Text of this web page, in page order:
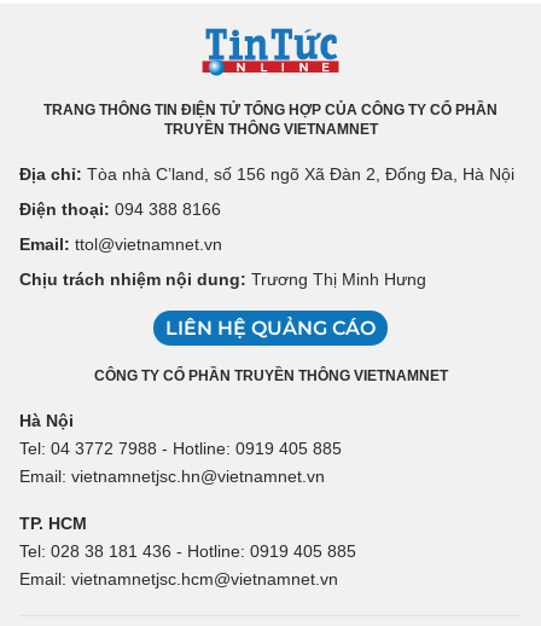
TRANG THÔNG TIN ĐIỆN TỬ TỔNG HỢP CỦA CÔNG TY CỔ PHẦN
TRUYỀN THÔNG VIETNAMNET
Địa chỉ: Tòa nhà C’land, số 156 ngõ Xã Đàn 2, Đống Đa, Hà Nội
Điện thoại: 094 388 8166
Email: ttol@vietnamnet.vn
Chịu trách nhiệm nội dung: Trương Thị Minh Hưng
LIÊN HỆ QUẢNG CÁO
CÔNG TY CỔ PHẦN TRUYỀN THÔNG VIETNAMNET
Hà Nội
Tel: 04 3772 7988 - Hotline: 0919 405 885
Email: vietnamnetjsc.hn@vietnamnet.vn
TP. HCM
Tel: 028 38 181 436 - Hotline: 0919 405 885
Email: vietnamnetjsc.hcm@vietnamnet.vn